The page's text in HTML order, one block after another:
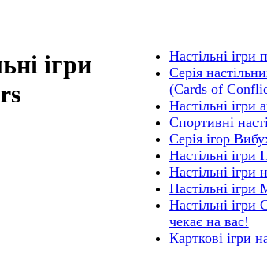
ігри
Настільні ігри
Серія
(Cards of
Настільні ігри
Спортивні
Серія ігор
Настільні
Настільні ігри
Настільні
Настільні ігри
чекає на вас!
Карткові ігри